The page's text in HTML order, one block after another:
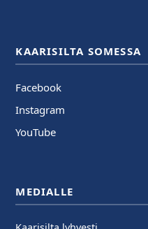
KAARISILTA SOMESSA
Facebook
Instagram
YouTube
MEDIALLE